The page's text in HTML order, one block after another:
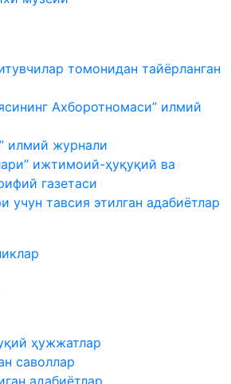
томонидан тайёрланган
Ахборотномаси” илмий
илмий журнали
ижтимоий-ҳуқуқий ва
газетаси
тавсия этилган адабиётлар
ҳужжатлар
саволлар
адабиётлар